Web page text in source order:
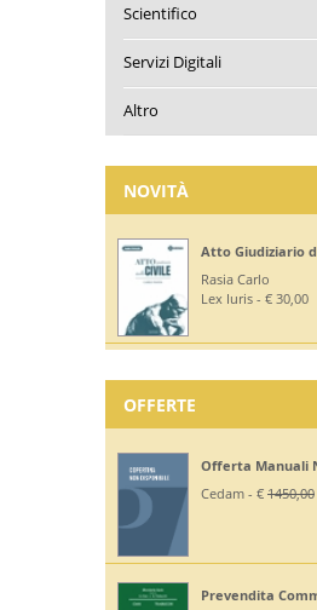
Scientifico
Servizi Digitali
Altro
NOVITÀ
Atto Giudiziario
Rasia Carlo
Lex Iuris - € 30,00
OFFERTE
Offerta Manuali
Cedam - € 1450,00
Prevendita